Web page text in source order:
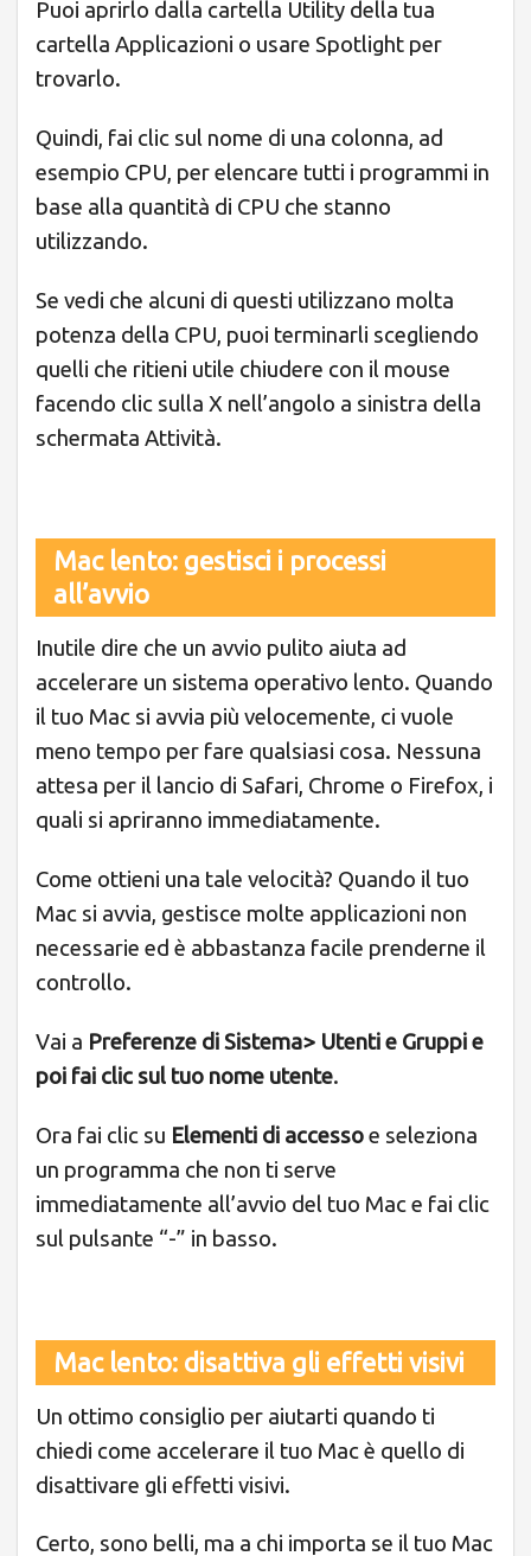
Puoi aprirlo dalla cartella Utility della tua
cartella Applicazioni o usare Spotlight per
trovarlo.
Quindi, fai clic sul nome di una colonna, ad
esempio CPU, per elencare tutti i programmi in
base alla quantità di CPU che stanno
utilizzando.
Se vedi che alcuni di questi utilizzano molta
potenza della CPU, puoi terminarli scegliendo
quelli che ritieni utile chiudere con il mouse
facendo clic sulla X nell’angolo a sinistra della
schermata Attività.
Mac lento: gestisci i processi
all’avvio
Inutile dire che un avvio pulito aiuta ad
accelerare un sistema operativo lento. Quando
il tuo Mac si avvia più velocemente, ci vuole
meno tempo per fare qualsiasi cosa. Nessuna
attesa per il lancio di Safari, Chrome o Firefox, i
quali si apriranno immediatamente.
Come ottieni una tale velocità? Quando il tuo
Mac si avvia, gestisce molte applicazioni non
necessarie ed è abbastanza facile prenderne il
controllo.
Vai a Preferenze di Sistema> Utenti e Gruppi e
poi fai clic sul tuo nome utente.
Ora fai clic su Elementi di accessoe seleziona
un programma che non ti serve
immediatamente all’avvio del tuo Mac e fai clic
sul pulsante “-” in basso.
Mac lento: disattiva gli effetti visivi
Un ottimo consiglio per aiutarti quando ti
chiedi come accelerare il tuo Mac è quello di
disattivare gli effetti visivi.
Certo, sono belli, ma a chi importa se il tuo Mac